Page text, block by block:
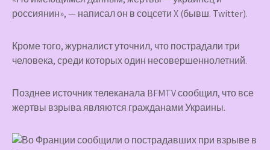
россиянин», — написал он в соцсети X (бывш. Twitter).
Кроме того, журналист уточнил, что пострадали три
человека, среди которых один несовершеннолетний.
Позднее источник телеканала BFMTV сообщил, что все
жертвы взрыва являются гражданами Украины.